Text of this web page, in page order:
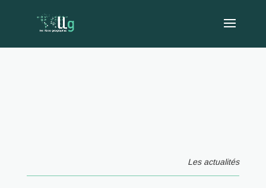
Les actualités